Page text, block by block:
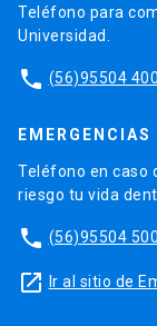
Teléfono para
Universidad.
phone (56)95504
EMERGENCIAS
Teléfono en caso
riesgo tu vida
phone (56)95504
launch Ir al sitio de